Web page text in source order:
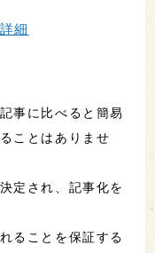
細
事に比べると簡易
ことはありませ
定され、記事化を
ることを保証する